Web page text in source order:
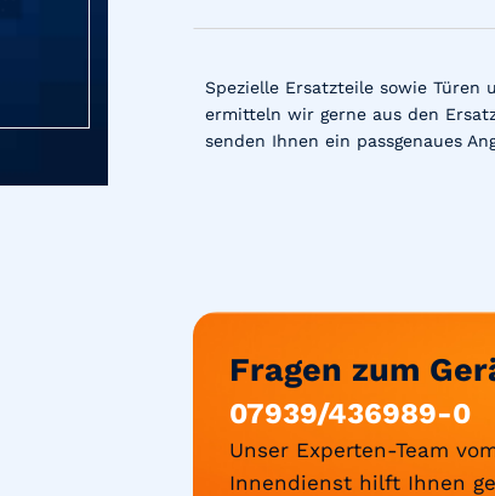
Spezielle Ersatzteile sowie Türen
ermitteln wir gerne aus den
senden Ihnen ein passgenaues
Fragen zum
07939/436989-0
Unser Experten-Team
Innendienst hilft Ihnen